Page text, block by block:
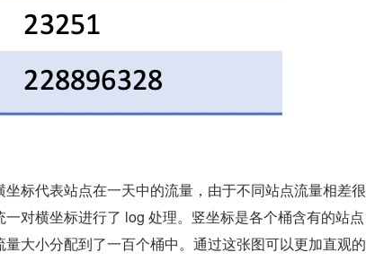
标代表站点在一天中的流量，由于不同站点流量相差很
对横坐标进行了 log 处理。竖坐标是各个桶含有的站点
大小分配到了一百个桶中。通过这张图可以更加直观的